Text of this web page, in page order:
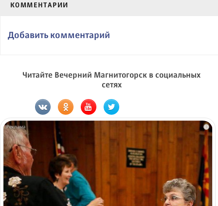
КОММЕНТАРИИ
Добавить комментарий
Читайте Вечерний Магнитогорск в социальных
сетях
i